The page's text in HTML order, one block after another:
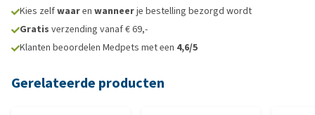
Kies zelfwaaren wanneerje bestelling bezorgd wordt
Gratis verzending vanaf € 69,-
Klanten beoordelen Medpets met een 4,6/5
Gerelateerde producten